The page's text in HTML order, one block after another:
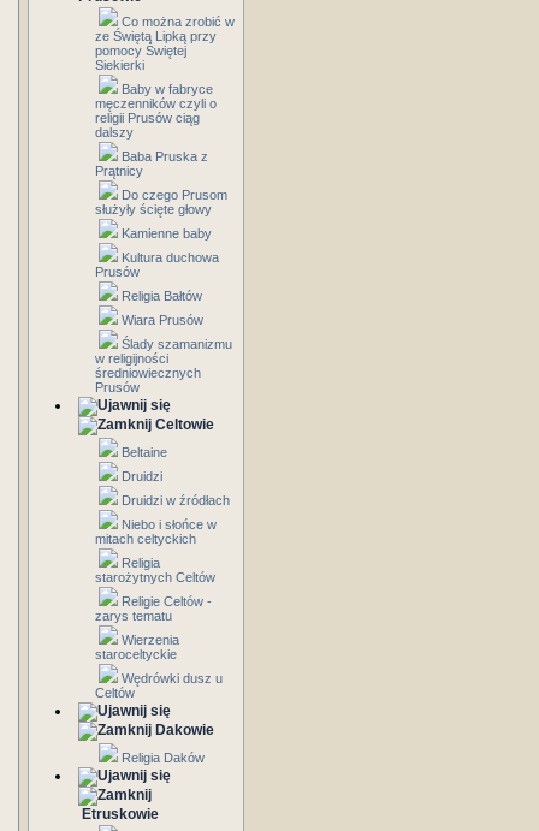
Co można zrobić w
ze Świętą Lipką przy
pomocy Świętej
Siekierki
Baby w fabryce
męczenników czyli o
religii Prusów ciąg
dalszy
Baba Pruska z
Prątnicy
Do czego Prusom
służyły ścięte głowy
Kamienne baby
Kultura duchowa
Prusów
Religia Bałtów
Wiara Prusów
Ślady szamanizmu
w religijności
średniowiecznych
Prusów
Celtowie
Beltaine
Druidzi
Druidzi w źródłach
Niebo i słońce w
mitach celtyckich
Religia
starożytnych Celtów
Religie Celtów -
zarys tematu
Wierzenia
staroceltyckie
Wędrówki dusz u
Celtów
Dakowie
Religia Daków
Etruskowie